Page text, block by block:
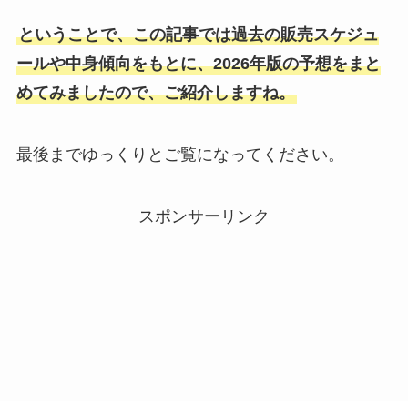
ということで、この記事では過去の販売スケジュ
ールや中身傾向をもとに、2026年版の予想をまと
めてみましたので、ご紹介しますね。
最後までゆっくりとご覧になってください。
スポンサーリンク